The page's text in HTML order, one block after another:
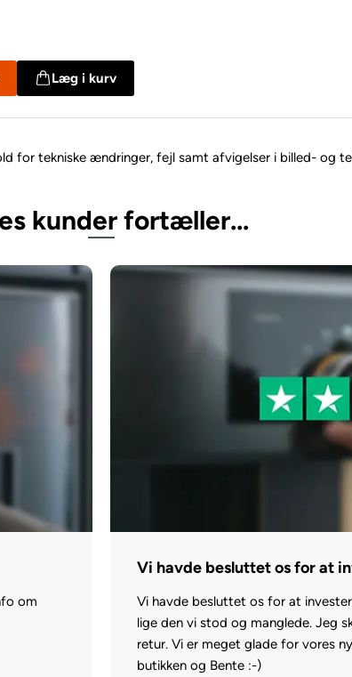
Læg i kurv
for tekniske ændringer, fejl samt afvigelser i billed- og
kunder fortæller...
om
Vi havde besluttet os for at
Vi havde besluttet os for at
lige den vi stod og manglede. Jeg
retur. Vi er meget glade for vores
butikken og Bente :-)